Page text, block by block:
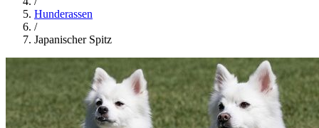
Hunderassen
/
Japanischer Spitz